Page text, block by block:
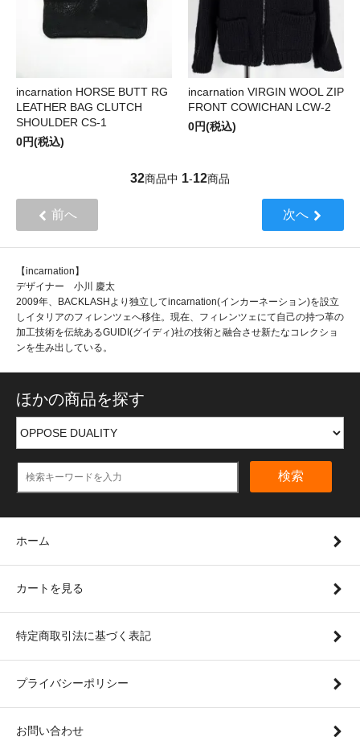
incarnation HORSE BUTT RG
LEATHER BAG CLUTCH
SHOULDER CS-1
0円(税込)
incarnation VIRGIN WOOL ZIP
FRONT COWICHAN LCW-2
0円(税込)
32商品中 1-12商品
前へ 次へ
【incarnation】
デザイナー 小川 慶太
2009年、BACKLASHより独立してincarnation(インカーネーション)を設立
しイタリアのフィレンツェへ移住。現在、フィレンツェにて自己の持つ革の
加工技術を伝統あるGUIDI(グイディ)社の技術と融合させ新たなコレクショ
ンを生み出している。
ほかの商品を探す
検索
ホーム
カートを見る
特定商取引法に基づく表記
プライバシーポリシー
お問い合わせ